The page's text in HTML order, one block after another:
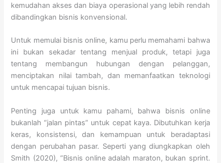
kemudahan akses dan biaya operasional yang lebih rendah
dibandingkan bisnis konvensional.
Untuk memulai bisnis online, kamu perlu memahami bahwa
ini bukan sekadar tentang menjual produk, tetapi juga
tentang membangun hubungan dengan pelanggan,
menciptakan nilai tambah, dan memanfaatkan teknologi
untuk mencapai tujuan bisnis.
Penting juga untuk kamu pahami, bahwa bisnis online
bukanlah “jalan pintas” untuk cepat kaya. Dibutuhkan kerja
keras, konsistensi, dan kemampuan untuk beradaptasi
dengan perubahan pasar. Seperti yang diungkapkan oleh
Smith (2020), “Bisnis online adalah maraton, bukan sprint.